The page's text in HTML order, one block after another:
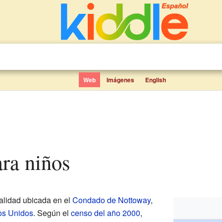
Web Imágenes English
niños
ubicada en el Condado de Nottoway,
Unidos. Según el censo del año 2000,